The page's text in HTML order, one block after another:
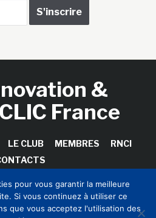
&
France
LE CLUB MEMBRES
RNCI
& Culture CLIC France /
pour vous garantir la meilleure
Si vous continuez à utiliser ce
que vous acceptez l'utilisation des